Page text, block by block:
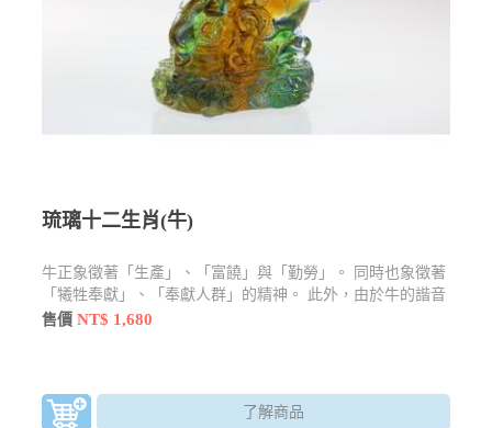
琉璃十二生肖(牛)
牛正象徵著「生產」、「富饒」與「勤勞」。 同時也象徵著
「犧牲奉獻」、「奉獻人群」的精神。 此外，由於牛的諧音
與「扭轉乾坤」的扭相近，因此在農曆新年時，也常以「扭
售價NT$ 1,680
了解商品